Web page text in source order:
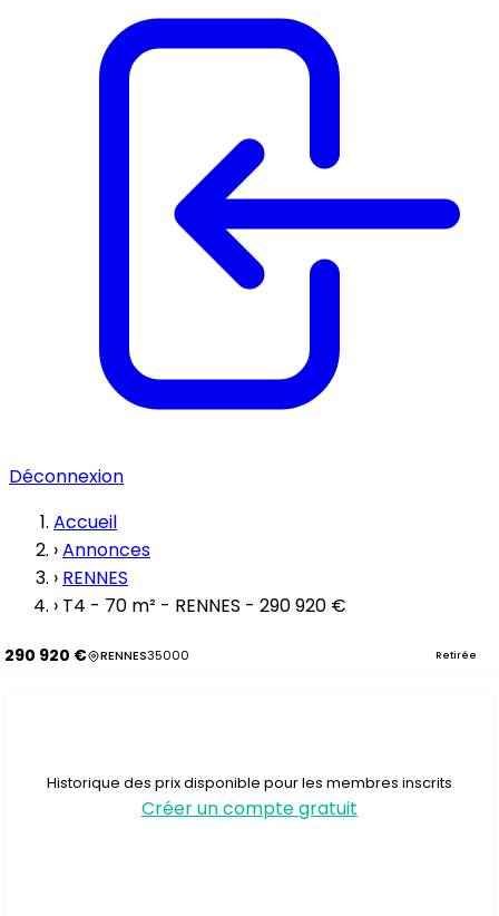
Déconnexion
Accueil
›Annonces
› RENNES
› T4 - 70 m² - RENNES - 290 920 €
290 920 € RENNES35000 Retirée
Historique des prix disponible pour les membres inscrits
Créer un compte gratuit